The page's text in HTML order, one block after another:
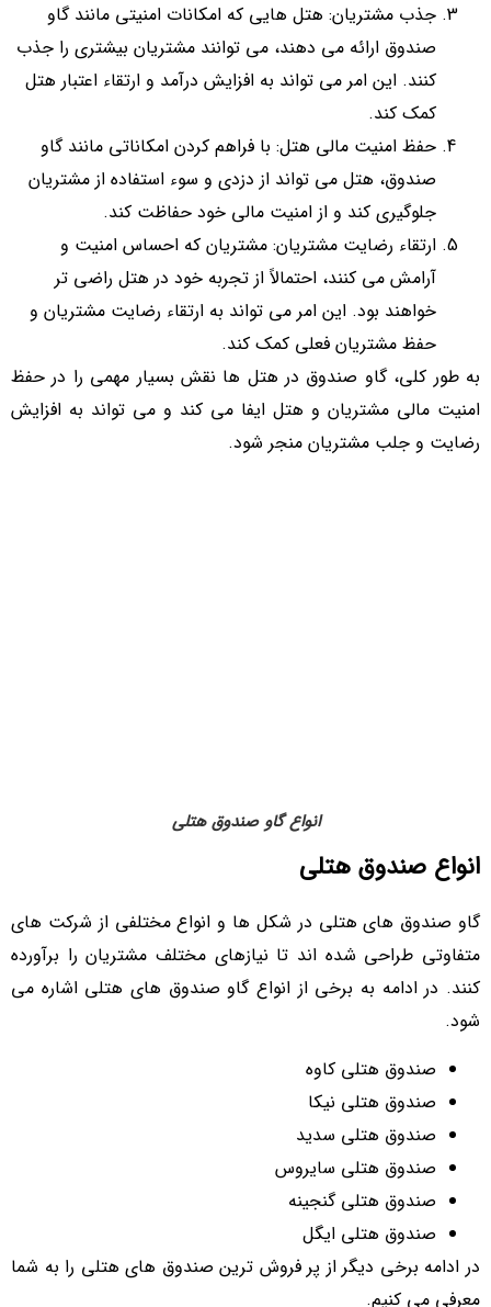
جذب مشتریان: هتل‌ هایی که امکانات امنیتی مانند گاو
صندوق ارائه می ‌دهند، می ‌توانند مشتریان بیشتری را جذب
کنند. این امر می ‌تواند به افزایش درآمد و ارتقاء اعتبار هتل
کمک کند.
حفظ امنیت مالی هتل: با فراهم کردن امکاناتی مانند گاو
صندوق، هتل می ‌تواند از دزدی و سوء استفاده از مشتریان
جلوگیری کند و از امنیت مالی خود حفاظت کند.
ارتقاء رضایت مشتریان: مشتریان که احساس امنیت و
آرامش می ‌کنند، احتمالاً از تجربه خود در هتل راضی‌ تر
خواهند بود. این امر می ‌تواند به ارتقاء رضایت مشتریان و
حفظ مشتریان فعلی کمک کند.
به طور کلی، گاو صندوق در هتل ‌ها نقش بسیار مهمی را در حفظ
امنیت مالی مشتریان و هتل ایفا می‌ کند و می ‌تواند به افزایش
رضایت و جلب مشتریان منجر شود.
انواع گاو صندوق هتلی
انواع صندوق هتلی
گاو صندوق‌ های هتلی در شکل‌ ها و انواع مختلفی از شرکت های
متفاوتی طراحی شده ‌اند تا نیازهای مختلف مشتریان را برآورده
کنند. در ادامه به برخی از انواع گاو صندوق ‌های هتلی اشاره می‌
شود.
صندوق هتلی کاوه
صندوق هتلی نیکا
صندوق هتلی سدید
صندوق هتلی سایروس
صندوق هتلی گنجینه
صندوق هتلی ایگل
در ادامه برخی دیگر از پر فروش ترین صندوق های هتلی را به شما
معرفی می کنیم.